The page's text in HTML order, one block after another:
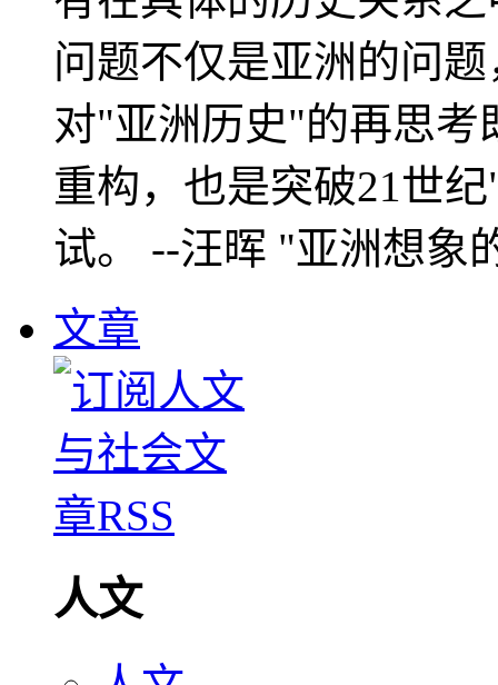
问题不仅是亚洲的问
对"亚洲历史"的再思考
重构，也是突破21世
试。 --汪晖 "亚洲想象
文章
人文